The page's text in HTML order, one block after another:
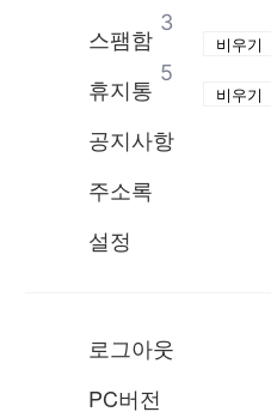
스팸함
3
비우기
휴지통
5
비우기
공지사항
주소록
설정
로그아웃
PC버전